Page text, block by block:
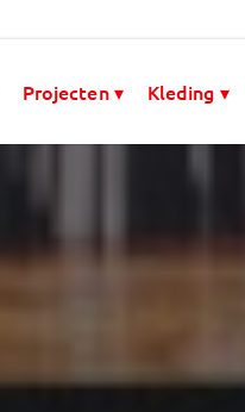
Projecten ▾ Kleding ▾